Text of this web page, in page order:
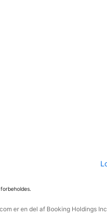
er en del af Booking Holdings